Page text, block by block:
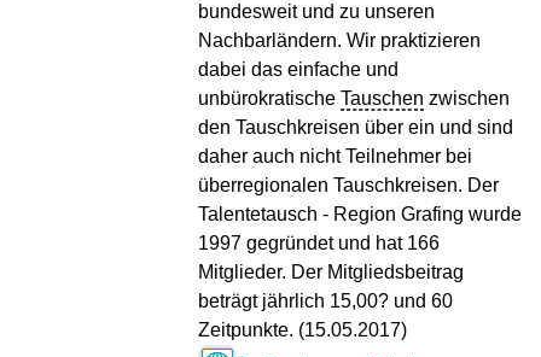
bundesweit und zu unseren
Nachbarländern. Wir praktizieren
dabei das einfache und
unbürokratischeTauschen zwischen
den Tauschkreisen über ein und sind
daher auch nicht Teilnehmer bei
überregionalen Tauschkreisen. Der
Talentetausch - Region Grafing wurde
1997 gegründet und hat 166
Mitglieder. Der Mitgliedsbeitrag
beträgt jährlich 15,00? und 60
Zeitpunkte. (15.05.2017)